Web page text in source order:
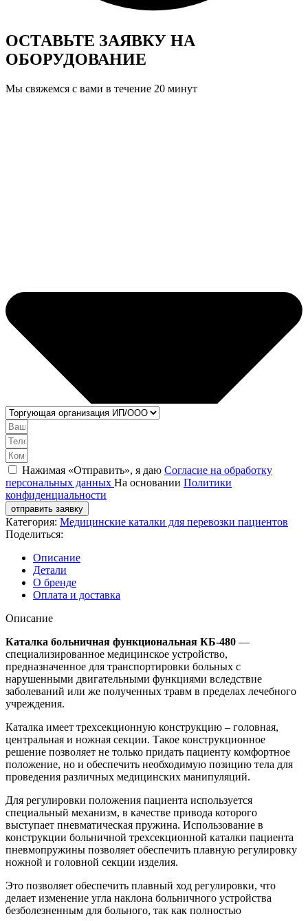
ОСТАВЬТЕ ЗАЯВКУ НА
ОБОРУДОВАНИЕ
Мы свяжемся с вами в течение 20 минут
Нажимая «Отправить», я даю Согласие на обработку
персональных данных На основании Политики
конфиденциальности
отправить заявку
Категория: Медицинские каталки для перевозки пациентов
Поделиться:
Описание
Детали
О бренде
Оплата и доставка
Описание
Каталка больничная функциональная КБ-480 —
специализированное медицинское устройство,
предназначенное для транспортировки больных с
нарушенными двигательными функциями вследствие
заболеваний или же полученных травм в пределах лечебного
учреждения.
Каталка имеет трехсекционную конструкцию – головная,
центральная и ножная секции. Такое конструкционное
решение позволяет не только придать пациенту комфортное
положение, но и обеспечить необходимую позицию тела для
проведения различных медицинских манипуляций.
Для регулировки положения пациента используется
специальный механизм, в качестве привода которого
выступает пневматическая пружина. Использование в
конструкции больничной трехсекционной каталки пациента
пневмопружины позволяет обеспечить плавную регулировку
ножной и головной секции изделия.
Это позволяет обеспечить плавный ход регулировки, что
делает изменение угла наклона больничного устройства
безболезненным для больного, так как полностью